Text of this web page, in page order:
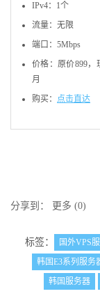
IPv4：1个
流量：无限
端口：5Mbps
价格：原价899，
月
购买： 点击直达
分享到： 更多 (0)
标签： 国外VPS
韩国E3系列服务
韩国服务器